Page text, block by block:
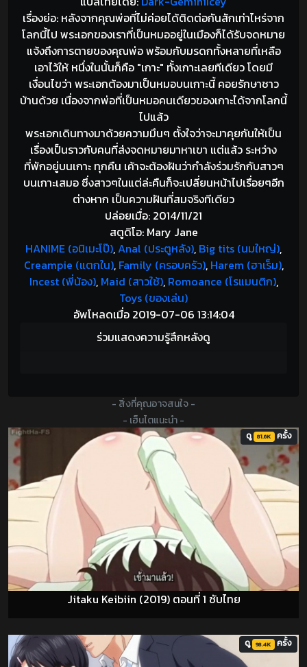
เรื่องย่อ: หลังจากคุณพ่อที่ไม่ค่อยได้ติดต่อกันสักเท่าไหร่จาก
โลกนี้ไป พระเอกของเราที่เป็นหมออยู่ในเมืองก็ได้รับจดหมาย
แจ้งถึงการตายของคุณพ่อ พร้อมกับมรดกทั้งหลายที่เหลือ
เอาไว้ให้ หนึ่งในนั้นก็คือ "เกาะ" ทั้งเกาะเลยทีเดียว โดยมี
เงื่อนไขว่า พระเอกต้องมาเป็นหมอบนเกาะนี้ คอยรักษาชาว
บ้านด้วย เนื่องจากพ่อที่เป็นหมอคนเดียวของเกาะได้จากโลกนี้
ไปแล้ว
พระเอกเดินทางมาด้วยความมึนๆ ตั้งใจว่าจะมาคุยกันให้เป็น
เรื่องเป็นราวกับคนที่ส่งจดหมายมาหาเขา แต่แล้ว ระหว่าง
ที่พักอยู่บนเกาะ ทุกคืน เค้าจะต้องฝันว่ากำลังร่วมรักกับสาวๆ
บนเกาะเสมอ ซึ่งสาวๆในแต่ล่ะคืนก็จะเปลี่ยนหน้าไปเรื่อยๆอีก
ต่างหาก เป็นความฝันที่สมจริงทีเดียว
ปล่อยเมื่อ: 2014/11/21
สตูดิโอ: Mary Jane
HANIME (อนิเมะโป๊),Anal (ประตูหลัง), Big tits (นมใหญ่),
Creampie (แตกใน), Family (ครอบครัว), Harem (ฮาเร็ม),
Incest (พี่น้อง), Maid (สาวใช้), Romoance (โรแมนติก),
Toys (ของเล่น)
อัพโหลดเมื่อ 2019-07-06 13:14:04
ร่วมแสดงความรู้สึกหลังดู
- สิ่งที่คุณอาจสนใจ -
- เฮ็นไตแนะนำ -
Jitaku Keibiin (2019) ตอนที่ 1 ซับไทย
ดู 81.6K ครั้ง
ดู 98.4K ครั้ง